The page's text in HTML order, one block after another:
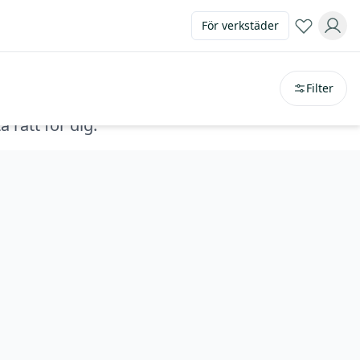
För verkstäder
rätt för dig.
Filter
avstånd